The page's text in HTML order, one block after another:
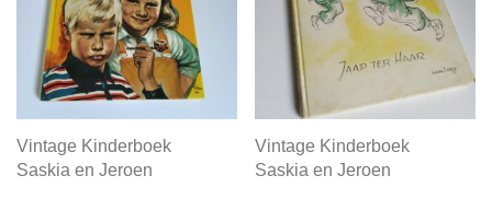
Vintage Kinderboek
Saskia en Jeroen
Vintage Kinderboek
Saskia en Jeroen